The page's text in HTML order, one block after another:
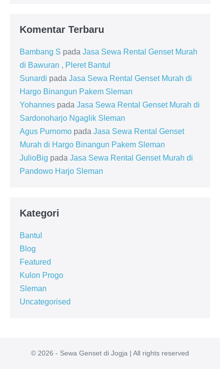
Komentar Terbaru
Bambang S pada Jasa Sewa Rental Genset Murah
di Bawuran , Pleret Bantul
Sunardi pada Jasa Sewa Rental Genset Murah di
Hargo Binangun Pakem Sleman
Yohannes pada Jasa Sewa Rental Genset Murah di
Sardonoharjo Ngaglik Sleman
Agus Purnomo pada Jasa Sewa Rental Genset
Murah di Hargo Binangun Pakem Sleman
JulioBig pada Jasa Sewa Rental Genset Murah di
Pandowo Harjo Sleman
Kategori
Bantul
Blog
Featured
Kulon Progo
Sleman
Uncategorised
© 2026 - Sewa Genset di Jogja | All rights reserved